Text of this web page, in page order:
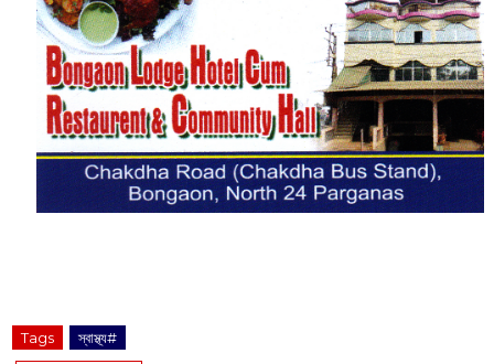
Tags ‌স্বাস্থ্য#